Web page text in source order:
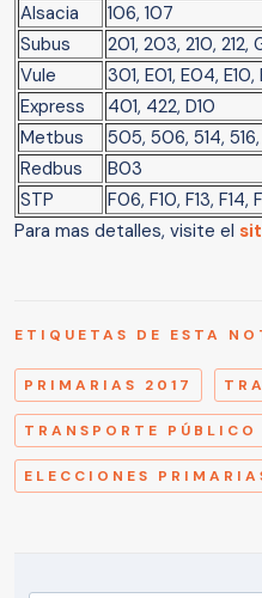
Alsacia
106, 107
Subus
201, 203, 210, 212,
Vule
301, E01, E04, E10,
Express
401, 422, D10
Metbus
505, 506, 514, 516,
Redbus
B03
STP
F06, F10, F13, F14,
Para mas detalles, visite el
ETIQUETAS DE ESTA
PRIMARIAS 2017
TRANSPORTE PÚBLICO
ELECCIONES